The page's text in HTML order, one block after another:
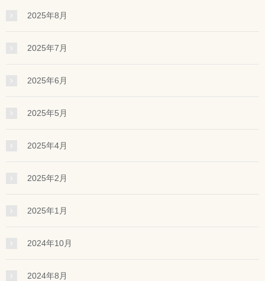
2025年8月
2025年7月
2025年6月
2025年5月
2025年4月
2025年2月
2025年1月
2024年10月
2024年8月